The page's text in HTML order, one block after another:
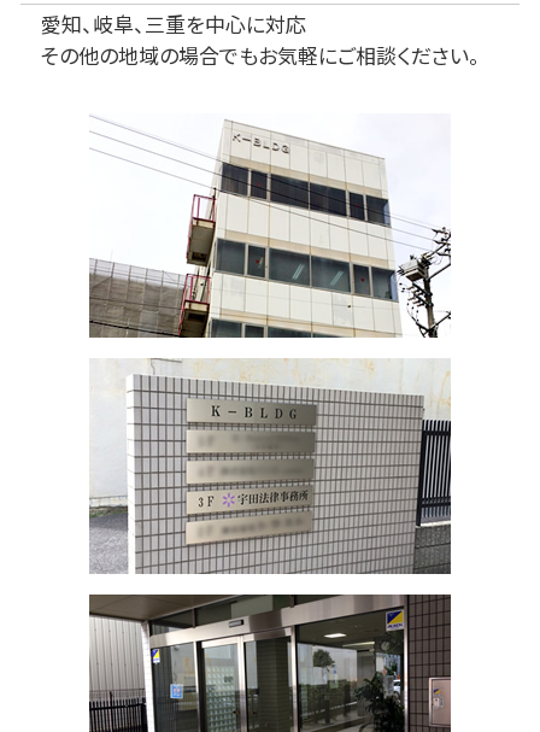
愛知、岐阜、三重を中心に対応
その他の地域の場合でもお気軽にご相談ください。